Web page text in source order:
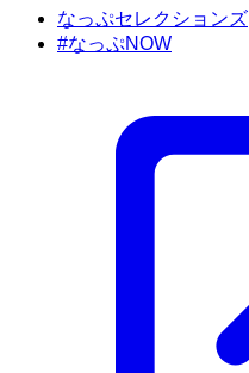
なっぷセレクションズ
#なっぷNOW